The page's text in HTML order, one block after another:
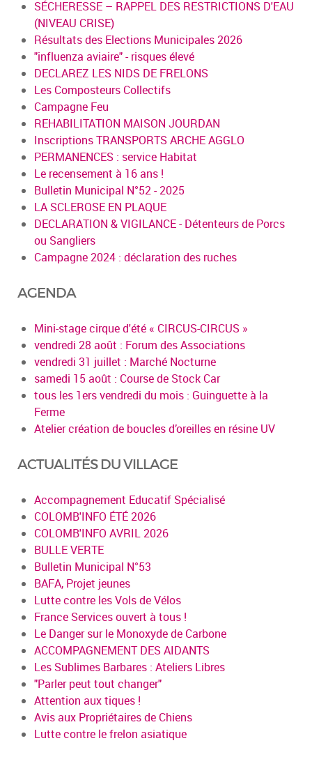
SÉCHERESSE – RAPPEL DES RESTRICTIONS D'EAU
(NIVEAU CRISE)
Résultats des Elections Municipales 2026
"influenza aviaire" - risques élevé
DECLAREZ LES NIDS DE FRELONS
Les Composteurs Collectifs
Campagne Feu
REHABILITATION MAISON JOURDAN
Inscriptions TRANSPORTS ARCHE AGGLO
PERMANENCES : service Habitat
Le recensement à 16 ans !
Bulletin Municipal N°52 - 2025
LA SCLEROSE EN PLAQUE
DECLARATION & VIGILANCE - Détenteurs de Porcs
ou Sangliers
Campagne 2024 : déclaration des ruches
AGENDA
Mini-stage cirque d'été « CIRCUS-CIRCUS »
vendredi 28 août : Forum des Associations
vendredi 31 juillet : Marché Nocturne
samedi 15 août : Course de Stock Car
tous les 1ers vendredi du mois : Guinguette à la
Ferme
Atelier création de boucles d’oreilles en résine UV
ACTUALITÉS DU VILLAGE
Accompagnement Educatif Spécialisé
COLOMB'INFO ÉTÉ 2026
COLOMB'INFO AVRIL 2026
BULLE VERTE
Bulletin Municipal N°53
BAFA, Projet jeunes
Lutte contre les Vols de Vélos
France Services ouvert à tous !
Le Danger sur le Monoxyde de Carbone
ACCOMPAGNEMENT DES AIDANTS
Les Sublimes Barbares : Ateliers Libres
"Parler peut tout changer"
Attention aux tiques !
Avis aux Propriétaires de Chiens
Lutte contre le frelon asiatique